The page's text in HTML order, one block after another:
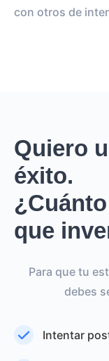
con otros de
Quiero
éxito.
que
Para que tu
debes
Intentar